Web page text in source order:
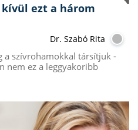
ezt a három
Dr. Szabó Rita
szívrohamokkal társítjuk -
nem ez a leggyakoribb